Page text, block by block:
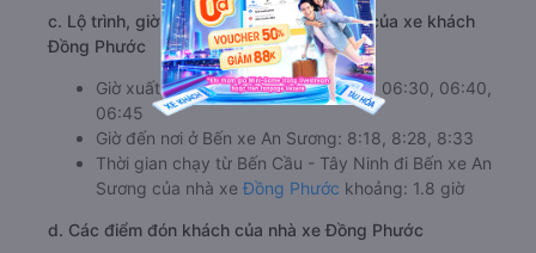
c. Lộ trình, giờ khởi hành và giờ kết thúc của xe khách
Đồng Phước
Giờ xuất phát ở Bến Cầu - Tây Ninh: 06:30, 06:40,
06:45
Giờ đến nơi ở Bến xe An Sương: 8:18, 8:28, 8:33
Thời gian chạy từ Bến Cầu - Tây Ninh đi Bến xe An
Sương của nhà xe Đồng Phước khoảng: 1.8 giờ
d. Các điểm đón khách của nhà xe Đồng Phước